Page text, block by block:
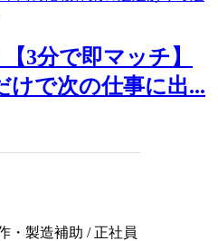
【3分で即マッチ】
けで次の仕事に出...
・製造補助 / 正社員